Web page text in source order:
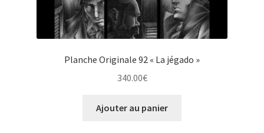
Planche Originale 92 « La jégado »
340.00€
Ajouter au panier